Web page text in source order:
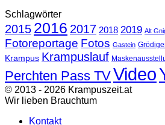
Schlagwörter
2015 2016 2017 2018 2019 Alt
Fotoreportage Fotos Gastein
Krampus Krampuslauf
Perchten Pass TVVideo
© 2013 - 2026 Krampuszeit.at
Wir lieben Brauchtum
Kontakt